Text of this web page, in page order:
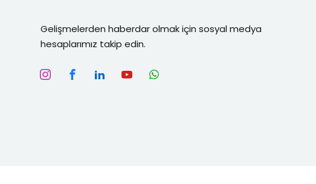
Gelişmelerden haberdar olmak için sosyal medya
hesaplarımız takip edin.